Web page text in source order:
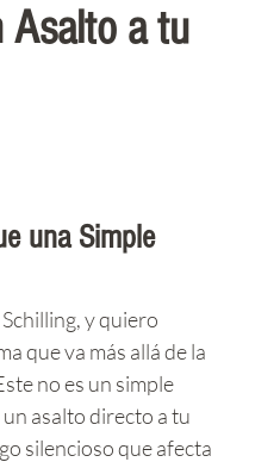
Asalto a tu
una Simple
y quiero
que va más allá de la
no es un simple
asalto directo a tu
silencioso que afecta